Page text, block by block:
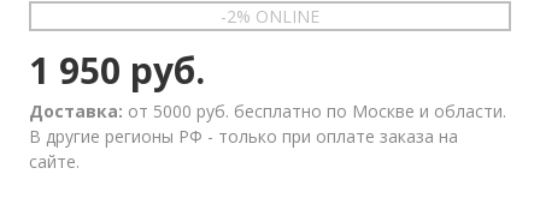
-2% ONLINE
1 950 руб.
Доставка: от 5000 руб. бесплатно по Москве и области.
В другие регионы РФ - только при оплате заказа на
сайте.